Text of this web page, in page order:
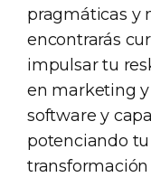
pragmáticas y
encontrarás
impulsar tu
en marketing
software y
potenciando